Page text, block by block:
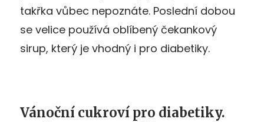
takřka vůbec nepoznáte. Poslední dobou
se velice používá oblíbený čekankový
sirup, který je vhodný i pro diabetiky.
Vánoční cukroví pro diabetiky.